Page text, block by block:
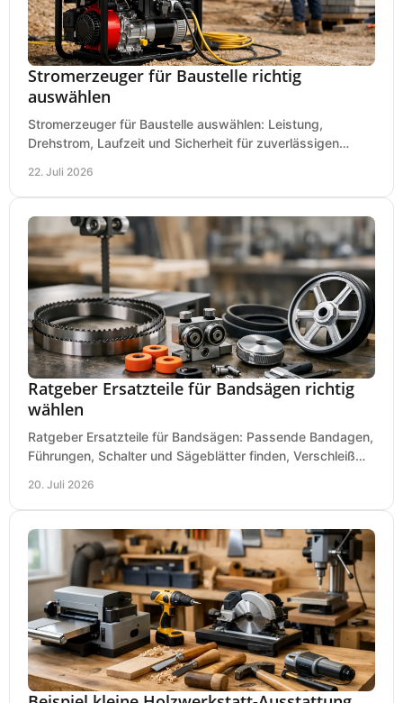
Stromerzeuger für Baustelle richtig
auswählen
Stromerzeuger für Baustelle auswählen: Leistung,
Drehstrom, Laufzeit und Sicherheit für zuverlässigen
22. Juli 2026
Ratgeber Ersatzteile für Bandsägen richtig
wählen
Ratgeber Ersatzteile für Bandsägen: Passende Bandagen,
Führungen, Schalter und Sägeblätter finden, Verschleiß
20. Juli 2026